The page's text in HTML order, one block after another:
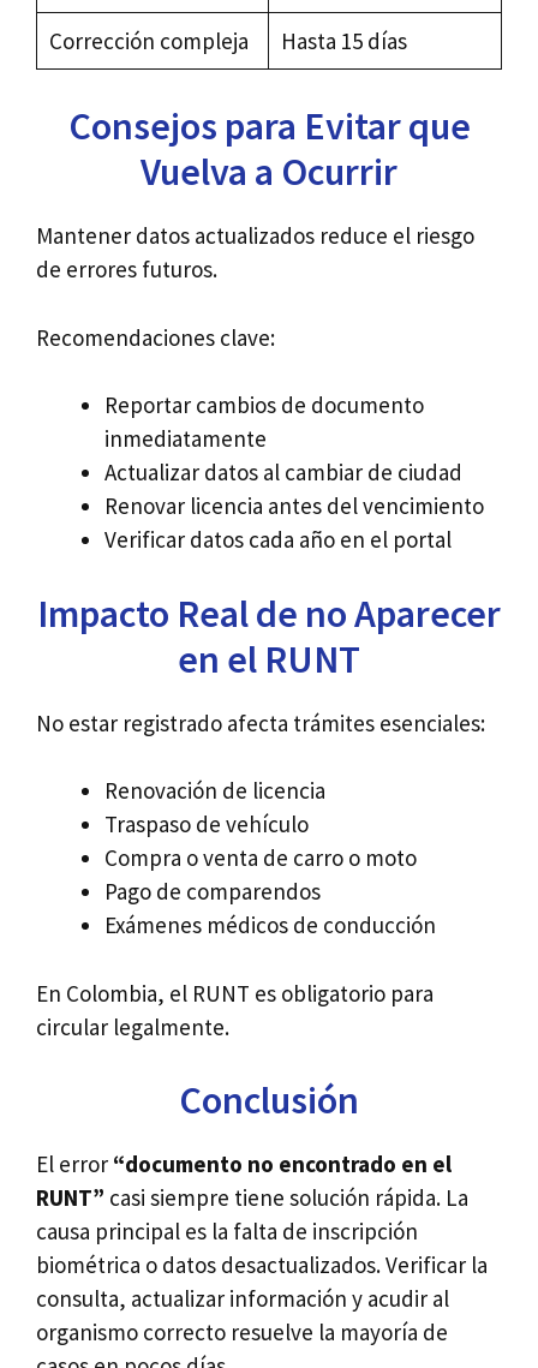
Corrección compleja
Hasta 15 días
Consejos para Evitar que
Vuelva a Ocurrir
Mantener datos actualizados reduce el riesgo
de errores futuros.
Recomendaciones clave:
Reportar cambios de documento
inmediatamente
Actualizar datos al cambiar de ciudad
Renovar licencia antes del vencimiento
Verificar datos cada año en el portal
Impacto Real de no Aparecer
en el RUNT
No estar registrado afecta trámites esenciales:
Renovación de licencia
Traspaso de vehículo
Compra o venta de carro o moto
Pago de comparendos
Exámenes médicos de conducción
En Colombia, el RUNT es obligatorio para
circular legalmente.
Conclusión
El error “documento no encontrado en el
RUNT” casi siempre tiene solución rápida. La
causa principal es la falta de inscripción
biométrica o datos desactualizados. Verificar la
consulta, actualizar información y acudir al
organismo correcto resuelve la mayoría de